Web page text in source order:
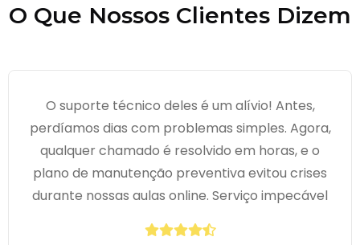
O Que Nossos Clientes Dizem
O suporte técnico deles é um alívio! Antes,
perdíamos dias com problemas simples. Agora,
qualquer chamado é resolvido em horas, e o
plano de manutenção preventiva evitou crises
durante nossas aulas online. Serviço impecável